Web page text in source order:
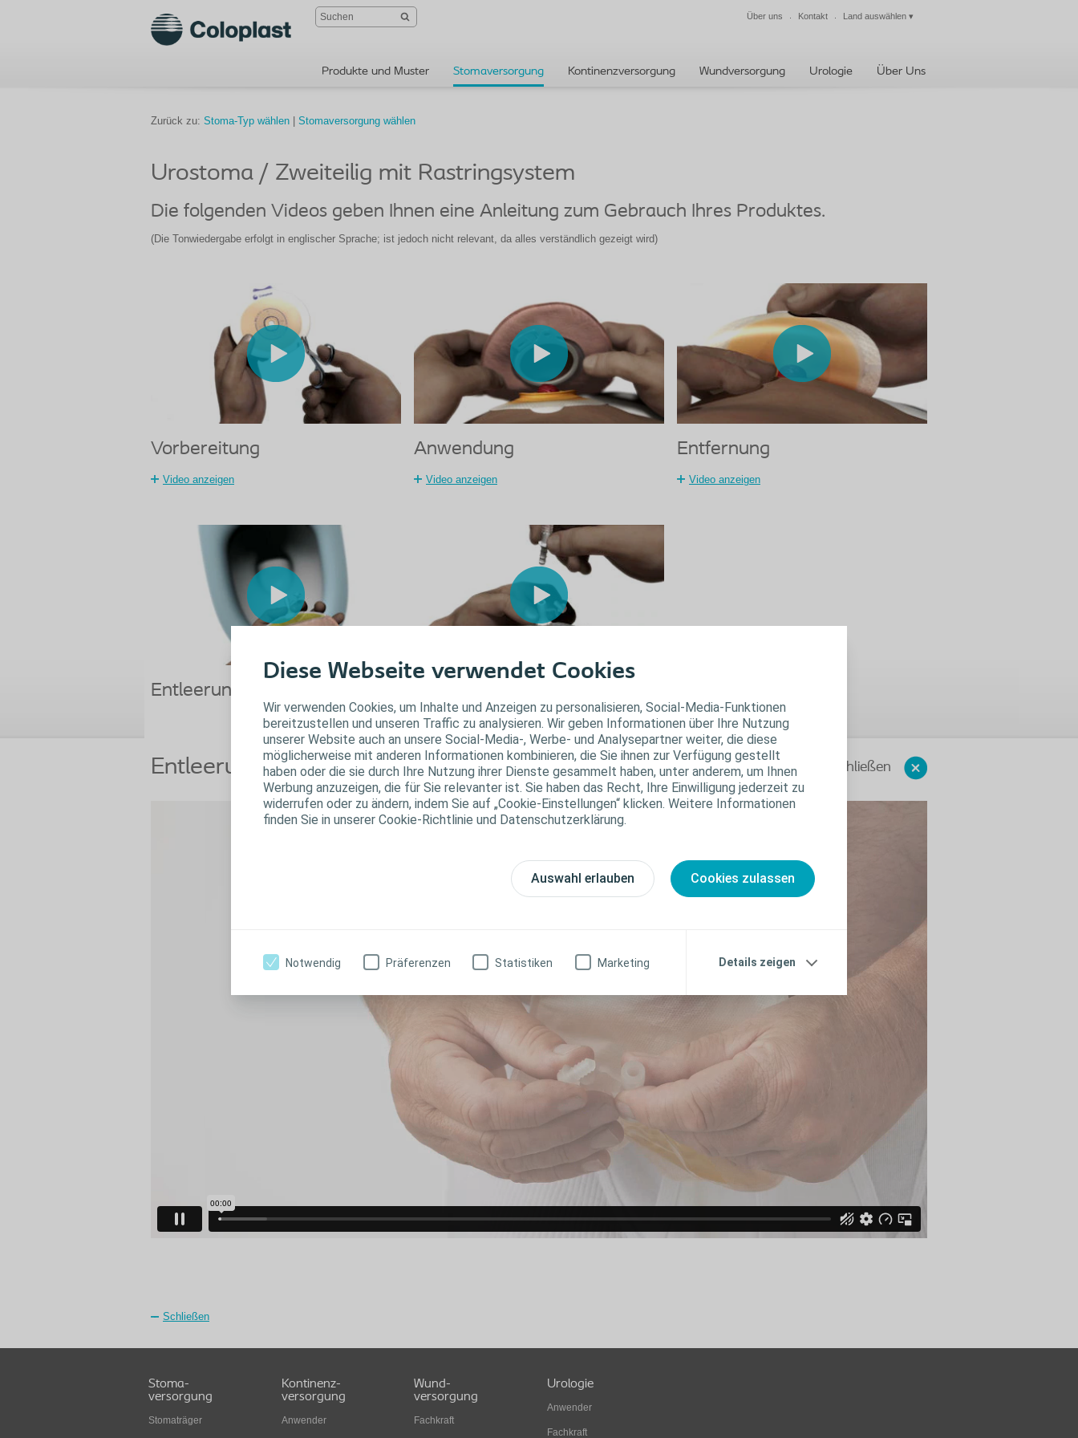
Diese Webseite verwendet Cookies
Wir verwenden Cookies, um Inhalte und Anzeigen zu personalisieren, Social-Media-Funktionen
bereitzustellen und unseren Traffic zu analysieren. Wir geben Informationen über Ihre Nutzung
unserer Website auch an unsere Social-Media-, Werbe- und Analysepartner weiter, die diese
möglicherweise mit anderen Informationen kombinieren, die Sie ihnen zur Verfügung gestellt
haben oder die sie durch Ihre Nutzung ihrer Dienste gesammelt haben, unter anderem, um Ihnen
Werbung anzuzeigen, die für Sie relevanter ist. Sie haben das Recht, Ihre Einwilligung jederzeit zu
widerrufen oder zu ändern, indem Sie auf „Cookie-Einstellungen“ klicken. Weitere Informationen
finden Sie in unserer Cookie-Richtlinie und Datenschutzerklärung.
Auswahl erlauben Cookies zulassen
Notwendig Präferenzen Statistiken Marketing Details zeigen
Über uns Kontakt Land auswählen ▾
Produkte und Muster Stomaversorgung Kontinenzversorgung Wundversorgung Urologie Über Uns
Zurück zu: Stoma-Typ wählen | Stomaversorgung wählen
Urostoma / Zweiteilig mit Rastringsystem
Die folgenden Videos geben Ihnen eine Anleitung zum Gebrauch Ihres Produktes.
(Die Tonwiedergabe erfolgt in englischer Sprache; ist jedoch nicht relevant, da alles verständlich gezeigt wird)
Vorbereitung
Video anzeigen
Anwendung
Video anzeigen
Entfernung
Video anzeigen
Entleerung
Video anzeigen
Schließen
Entleerung
Schließen
Stoma-
versorgung
Stomaträger
Kontinenz-
versorgung
Anwender
Wund-
versorgung
Fachkraft
Urologie
Anwender
Fachkraft